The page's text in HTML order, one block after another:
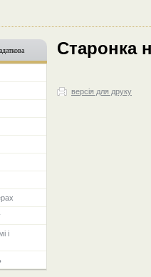
і
Старонка
версія для друку